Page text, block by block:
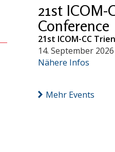
21st ICOM-
Conference
21st ICOM-CC
14. September 2026
Nähere Infos
Mehr Events